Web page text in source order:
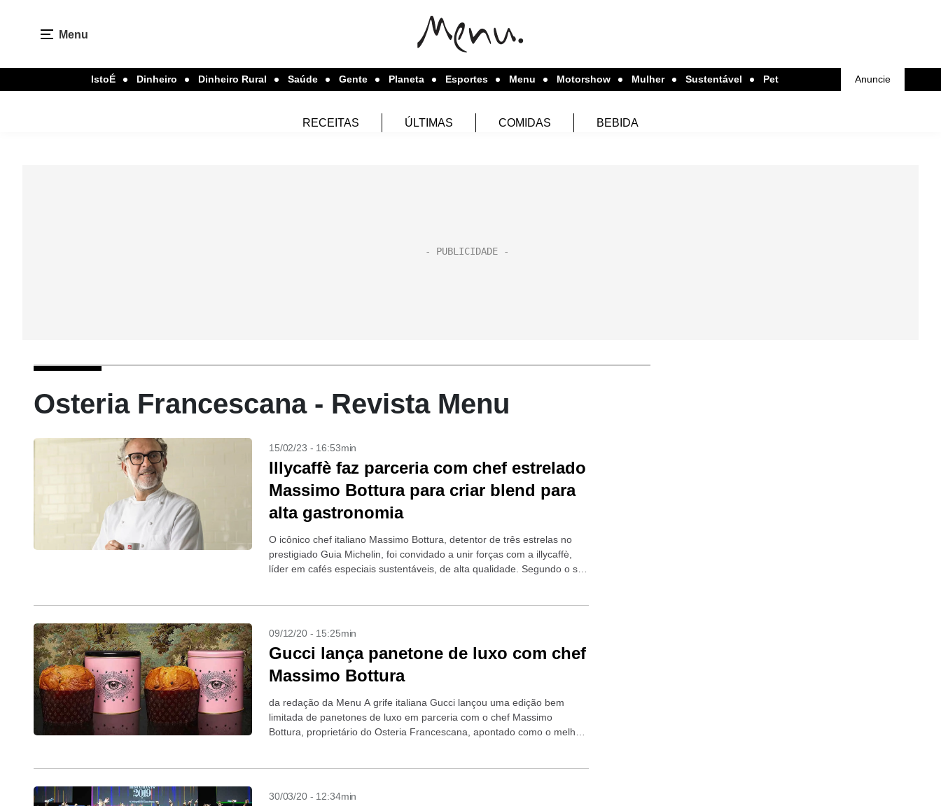
Menu
IstoÉ Dinheiro Dinheiro Rural Saúde Gente Planeta Esportes Menu Motorshow Mulher Sustentável Pet Anuncie
RECEITAS ÚLTIMAS COMIDAS BEBIDA
Osteria Francescana - Revista Menu
15/02/23 - 16:53min
Illycaffè faz parceria com chef estrelado
Massimo Bottura para criar blend para
alta gastronomia
O icônico chef italiano Massimo Bottura, detentor de três estrelas no
prestigiado Guia Michelin, foi convidado a unir forças com a illycaffè,
líder em cafés especiais sustentáveis, de alta qualidade. Segundo o site
09/12/20 - 15:25min
Gucci lança panetone de luxo com chef
Massimo Bottura
da redação da Menu A grife italiana Gucci lançou uma edição bem
limitada de panetones de luxo em parceria com o chef Massimo
Bottura, proprietário do Osteria Francescana, apontado como o melhor
30/03/20 - 12:34min